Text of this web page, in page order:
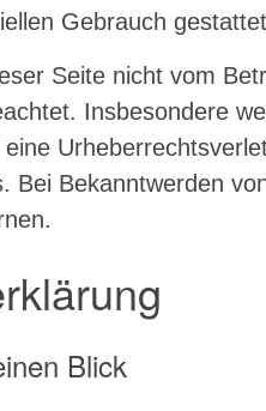
Gebrauch
Seite nicht vom
Insbesondere
Bei Bekanntwerden
Blick